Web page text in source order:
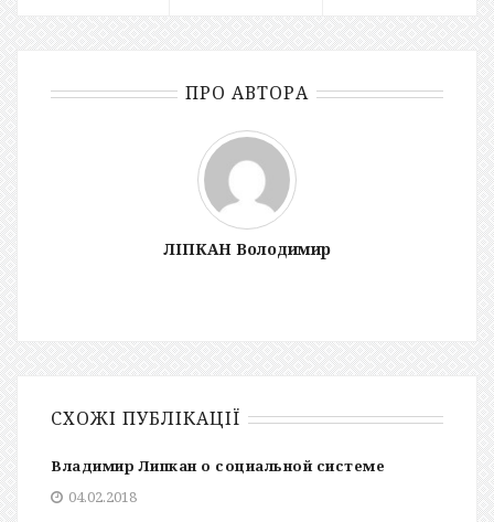
ПРО АВТОРА
ЛІПКАН Володимир
СХОЖІ ПУБЛІКАЦІЇ
Владимир Липкан о социальной системе
04.02.2018